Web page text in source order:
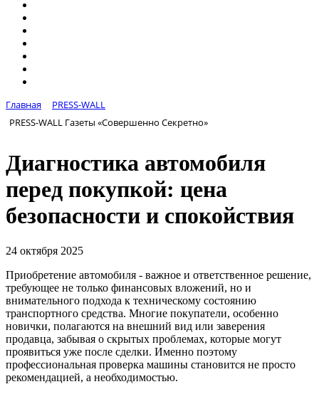
Главная
PRESS-WALL
PRESS-WALL Газеты «Совершенно Секретно»
Диагностика автомобиля
перед покупкой: цена
безопасности и спокойствия
24 октября 2025
Приобретение автомобиля - важное и ответственное решение,
требующее не только финансовых вложений, но и
внимательного подхода к техническому состоянию
транспортного средства. Многие покупатели, особенно
новички, полагаются на внешний вид или заверения
продавца, забывая о скрытых проблемах, которые могут
проявиться уже после сделки. Именно поэтому
профессиональная проверка машины становится не просто
рекомендацией, а необходимостью.